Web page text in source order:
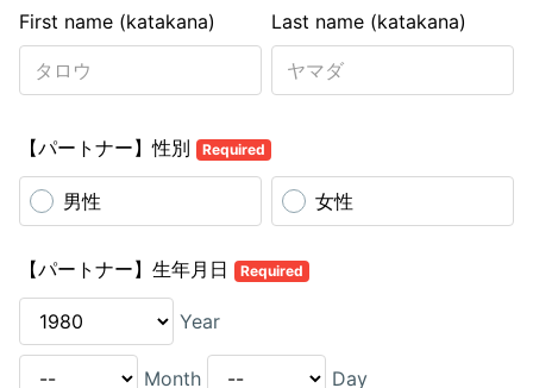
Last name (katakana)
First name (katakana)
【パートナー】性別 Required
男性 女性
【パートナー】生年月日 Required
Year
Month Day